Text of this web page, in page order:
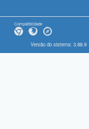
Compatibilidade
Versão do sistema: 3.88.9